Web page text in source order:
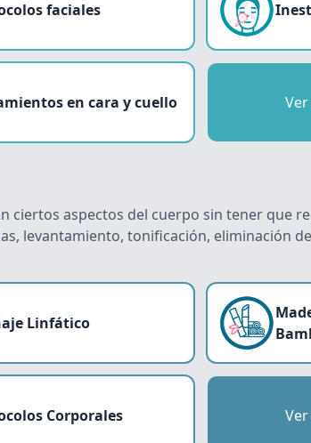
faciales
en cara y cuello
ciertos aspectos del cuerpo sin tener que
levantamiento, tonificación, eliminación
Linfático
Corporales